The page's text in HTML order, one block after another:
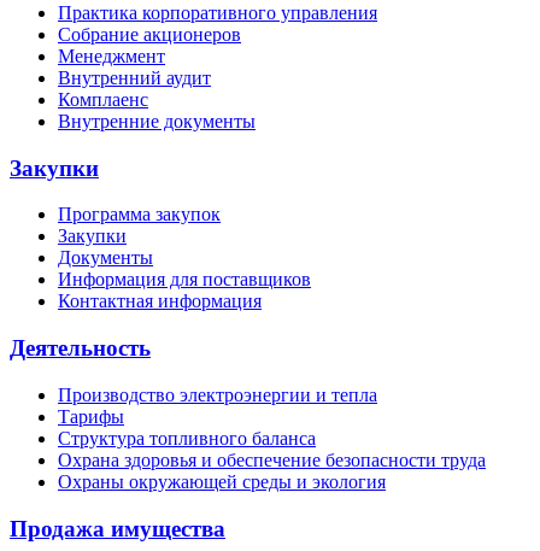
Практика корпоративного управления
Собрание акционеров
Менеджмент
Внутренний аудит
Комплаенс
Внутренние документы
Закупки
Программа закупок
Закупки
Документы
Информация для поставщиков
Контактная информация
Деятельность
Производство электроэнергии и тепла
Тарифы
Структура топливного баланса
Охрана здоровья и обеспечение безопасности труда
Охраны окружающей среды и экология
Продажа имущества